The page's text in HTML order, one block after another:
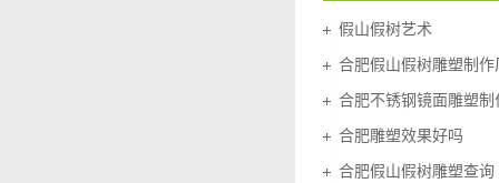
假山假树艺术
合肥假山假树雕塑制作
合肥不锈钢镜面雕塑制
合肥雕塑效果好吗
合肥假山假树雕塑查询